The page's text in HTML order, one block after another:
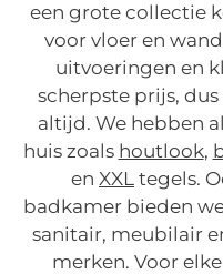
een grote collectie
voor vloer en
uitvoeringen en
scherpste prijs,
altijd. We hebben
huis zoals houtlook,
en XXL tegels.
badkamer bieden
sanitair, meubilair
merken. Voor